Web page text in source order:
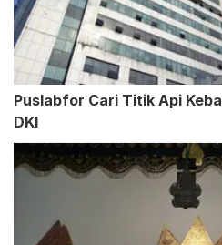
Puslabfor Cari Titik Api
DKI